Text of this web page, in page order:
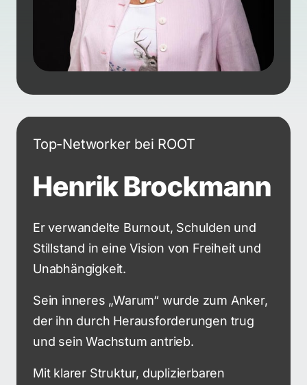
Top-Networker bei ROOT
Henrik Brockmann
Er verwandelte Burnout, Schulden und
Stillstand in eine Vision von Freiheit und
Unabhängigkeit.
Sein inneres „Warum“ wurde zum Anker,
der ihn durch Herausforderungen trug
und sein Wachstum antrieb.
Mit klarer Struktur, duplizierbaren